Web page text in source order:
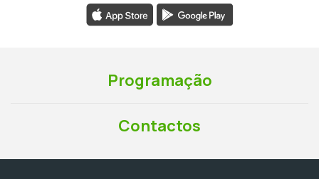
Programação
Contactos